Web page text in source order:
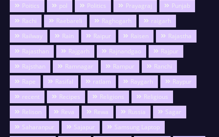
Poitics
pol Politics Prayagraj
Punjab
Rachi
Raebareli Raghogarh
raigarh
Railway
Rain Raipur Raisen
Rajastha
Rajasthan
Rajgarh Rajnandgao
Rajpur
Rajsthan
Ramnagar Rampur
Ranchi
Rape
Rasifal ratlam Raygarh
Raypur
recent
Recipes Religions
Religious
Relison
Reva Rewa Russia
Sagar
Saharanpur
Sajapur
Samsung Laptop